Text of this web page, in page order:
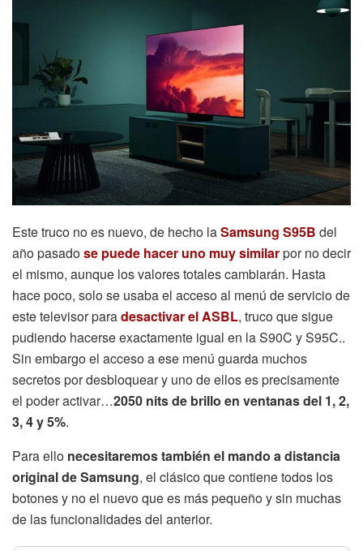
Este truco no es nuevo, de hecho laSamsung S95B del
año pasadose puede hacer uno muy similarpor no decir
el mismo, aunque los valores totales cambiarán. Hasta
hace poco, solo se usaba el acceso al menú de servicio de
este televisor paradesactivar el ASBL, truco que sigue
pudiendo hacerse exactamente igual en la S90C y S95C..
Sin embargo el acceso a ese menú guarda muchos
secretos por desbloquear y uno de ellos es precisamente
el poder activar…2050 nits de brillo en ventanas del 1, 2,
3, 4 y 5%.
Para ello necesitaremos también el mando a distancia
original de Samsung, el clásico que contiene todos los
botones y no el nuevo que es más pequeño y sin muchas
de las funcionalidades del anterior.